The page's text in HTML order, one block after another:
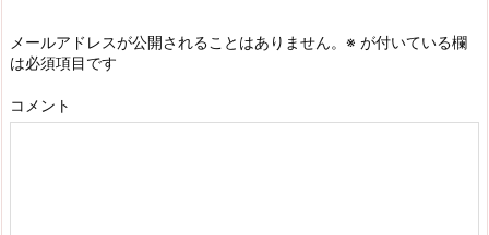
メールアドレスが公開されることはありません。 ※ が付いている欄
は必須項目です
コメント